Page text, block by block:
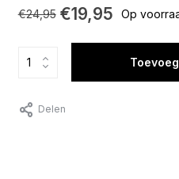
€24,95 €19,95 Op
Delen